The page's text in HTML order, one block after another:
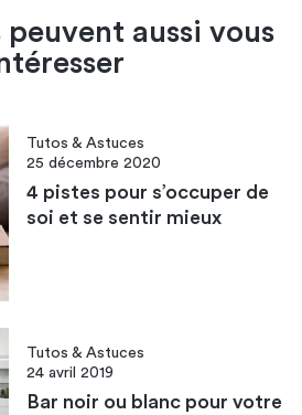
aussi vous
Tutos & Astuces
25 décembre 2020
4 pistes pour s’occuper de
soi et se sentir mieux
Tutos & Astuces
24 avril 2019
Bar noir ou blanc pour votre